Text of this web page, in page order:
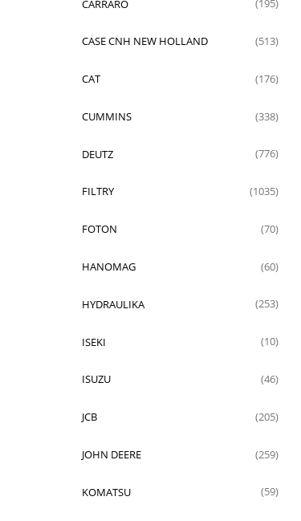
CARRARO (195)
CASE CNH NEW HOLLAND (513)
CAT (176)
CUMMINS (338)
DEUTZ (776)
FILTRY (1035)
FOTON (70)
HANOMAG (60)
HYDRAULIKA (253)
ISEKI (10)
ISUZU (46)
JCB (205)
JOHN DEERE (259)
KOMATSU (59)